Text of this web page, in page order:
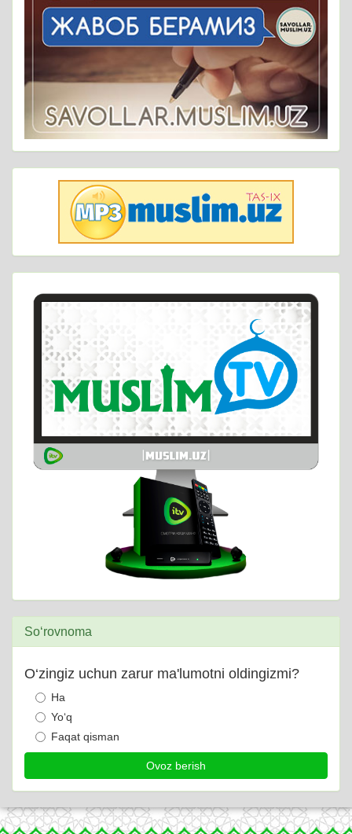
So‘rovnoma
O‘zingiz uchun zarur ma'lumotni oldingizmi?
Ha
Yo‘q
Faqat qisman